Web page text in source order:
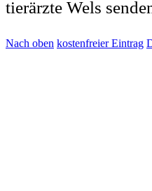
tierärzte Wels
Nach oben kostenfreier Eintrag